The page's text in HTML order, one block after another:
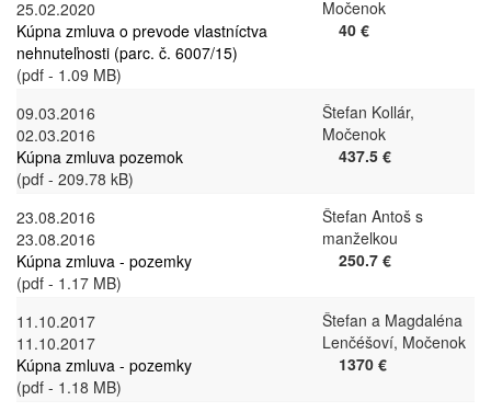
25.02.2020
Kúpna zmluva o prevode vlastníctva
nehnuteľnosti (parc. č. 6007/15)
(pdf - 1.09 MB)
Močenok
40 €
09.03.2016
02.03.2016
Kúpna zmluva pozemok
(pdf - 209.78 kB)
Štefan Kollár,
Močenok
437.5 €
23.08.2016
23.08.2016
Kúpna zmluva - pozemky
(pdf - 1.17 MB)
Štefan Antoš s
manželkou
250.7 €
11.10.2017
11.10.2017
Kúpna zmluva - pozemky
(pdf - 1.18 MB)
Štefan a Magdaléna
Lenčéšoví, Močenok
1370 €